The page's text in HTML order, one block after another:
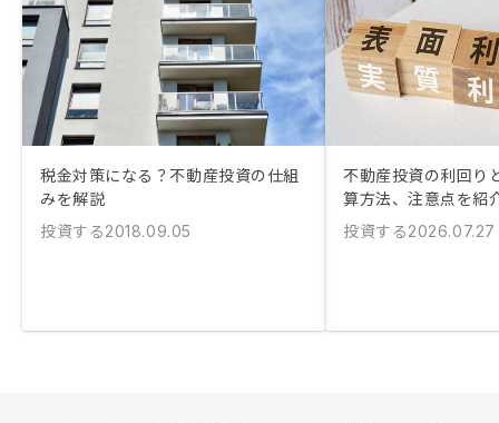
税金対策になる？不動産投資の仕組
みを解説
投資する2018.09.05
不動産投資の利回り
算方法、注意点を紹
投資する2026.07.27